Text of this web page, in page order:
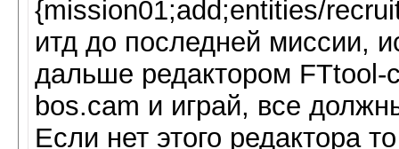
{mission01;add;entities/
итд до последней миссии,
дальше редактором FTtool-
bos.cam и играй, все
Если нет этого редактора